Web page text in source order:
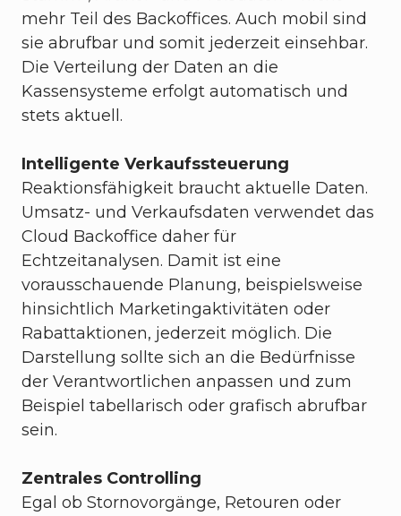
mehr Teil des Backoffices. Auch mobil sind
sie abrufbar und somit jederzeit einsehbar.
Die Verteilung der Daten an die
Kassensysteme erfolgt automatisch und
stets aktuell.
Intelligente Verkaufssteuerung
Reaktionsfähigkeit braucht aktuelle Daten.
Umsatz- und Verkaufsdaten verwendet das
Cloud Backoffice daher für
Echtzeitanalysen. Damit ist eine
vorausschauende Planung, beispielsweise
hinsichtlich Marketingaktivitäten oder
Rabattaktionen, jederzeit möglich. Die
Darstellung sollte sich an die Bedürfnisse
der Verantwortlichen anpassen und zum
Beispiel tabellarisch oder grafisch abrufbar
sein.
Zentrales Controlling
Egal ob Stornovorgänge, Retouren oder